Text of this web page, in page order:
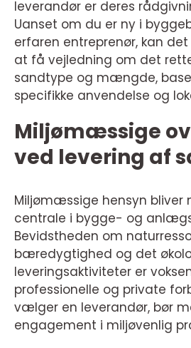
leverandør er deres
Uanset om du er ny i
erfaren entreprenør, kan
at få vejledning om det
sandtype og mængde,
specifikke anvendelse og
Miljømæssige
ved levering af
Miljømæssige hensyn bliver
centrale i bygge- og
Bevidstheden om
bæredygtighed og det
leveringsaktiviteter er
professionelle og private
vælger en leverandør, bør
engagement i miljøvenlig